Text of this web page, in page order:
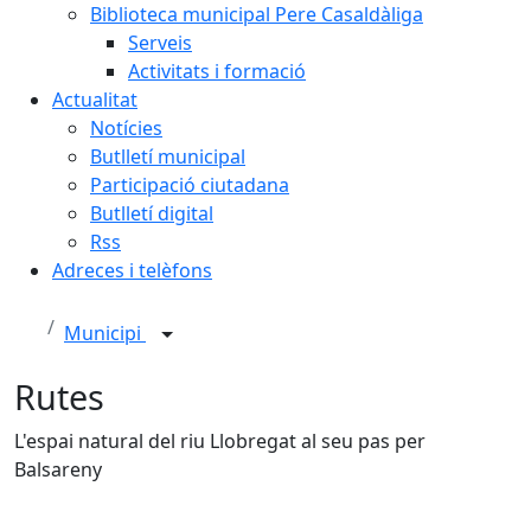
Biblioteca municipal Pere Casaldàliga
Serveis
Activitats i formació
Actualitat
Notícies
Butlletí municipal
Participació ciutadana
Butlletí digital
Rss
Adreces i telèfons
Municipi
Rutes
L'espai natural del riu Llobregat al seu pas per
Balsareny